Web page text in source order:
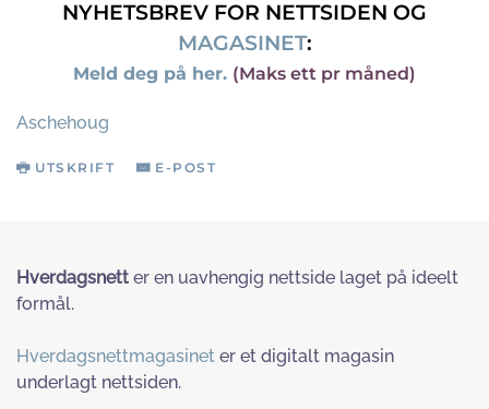
NYHETSBREV FOR NETTSIDEN OG
MAGASINET:
Meld deg på her. (Maks ett pr måned)
Aschehoug
UTSKRIFT E-POST
Hverdagsnett er en uavhengig nettside laget på ideelt
formål.
Hverdagsnettmagasinet er et digitalt magasin
underlagt nettsiden.